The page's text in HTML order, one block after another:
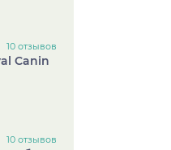
10 отзывов
Canin
10 отзывов